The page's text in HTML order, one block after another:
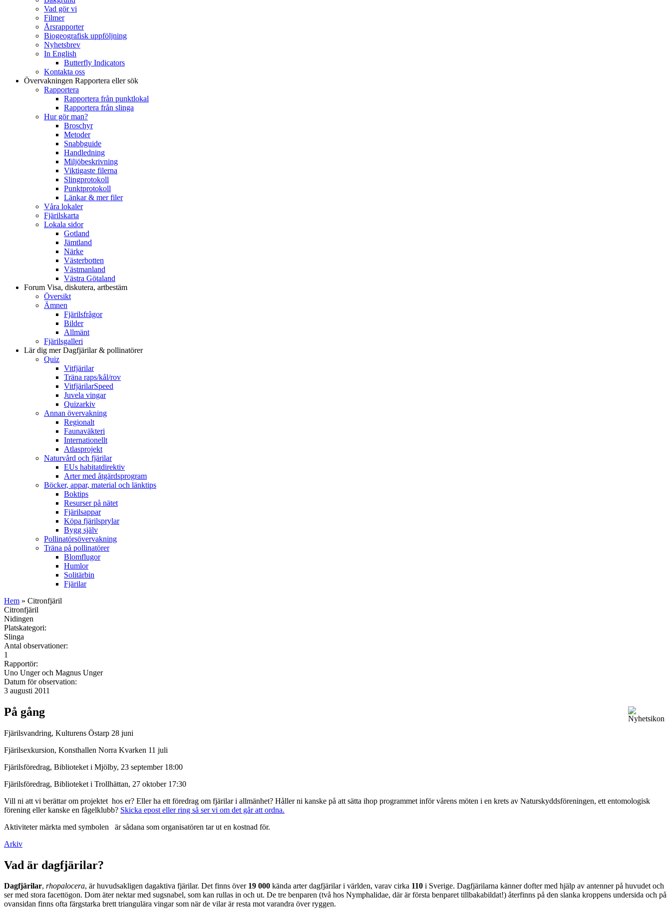
Vad gör vi
Filmer
Årsrapporter
Biogeografisk uppföljning
Nyhetsbrev
In English
Butterfly Indicators
Kontakta oss
Övervakningen Rapportera eller sök
Rapportera
Rapportera från punktlokal
Rapportera från slinga
Hur gör man?
Broschyr
Metoder
Snabbguide
Handledning
Miljöbeskrivning
Viktigaste filerna
Slingprotokoll
Punktprotokoll
Länkar & mer filer
Våra lokaler
Fjärilskarta
Lokala sidor
Gotland
Jämtland
Närke
Västerbotten
Västmanland
Västra Götaland
Forum Visa, diskutera, artbestäm
Översikt
Ämnen
Fjärilsfrågor
Bilder
Allmänt
Fjärilsgalleri
Lär dig merDagfjärilar & pollinatörer
Quiz
Vitfjärilar
Träna raps/kål/rov
VitfjärilarSpeed
Juvela vingar
Quizarkiv
Annan övervakning
Regionalt
Faunaväkteri
Internationellt
Atlasprojekt
Naturvård och fjärilar
EUs habitatdirektiv
Arter med åtgärdsprogram
Böcker, appar, material och länktips
Boktips
Resurser på nätet
Fjärilsappar
Köpa fjärilsprylar
Bygg själv
Pollinatörsövervakning
Träna på pollinatörer
Blomflugor
Humlor
Solitärbin
Fjärilar
Hem » Citronfjäril
Citronfjäril
Nidingen
Platskategori:
Slinga
Antal observationer:
1
Rapportör:
Uno Unger och Magnus Unger
Datum för observation:
3 augusti 2011
På gång
Fjärilsvandring, Kulturens Östarp 28 juni
Fjärilsexkursion, Konsthallen Norra Kvarken 11 juli
Fjärilsföredrag, Biblioteket i Mjölby, 23 september 18:00
Fjärilsföredrag, Biblioteket i Trollhättan, 27 oktober 17:30
Vill ni att vi berättar om projektet hos er? Eller ha ett föredrag om fjärilar i allmänhet? Håller ni kanske på att sätta ihop programmet inför vårens möten i en krets av Naturskyddsföreningen, ett entomologisk
förening eller kanske en fågelklubb? Skicka epost eller ring så ser vi om det går att ordna.
Aktiviteter märkta med symbolen
är sådana som organisatören tar ut en kostnad för.
Arkiv
Vad är dagfjärilar?
Dagfjärilar, rhopalocera, är huvudsakligen dagaktiva fjärilar. Det finns över 19 000 kända arter dagfjärilar i världen, varav cirka 110 i Sverige. Dagfjärilarna känner dofter med hjälp av antenner på huvudet och
ser med stora facettögon. Dom äter nektar med sugsnabel, som kan rullas in och ut. De tre benparen (två hos Nymphalidae, där är första benparet tillbakabildat!) återfinns på den slanka kroppens undersida och på
ovansidan finns ofta färgstarka brett triangulära vingar som när de vilar är resta mot varandra över ryggen.